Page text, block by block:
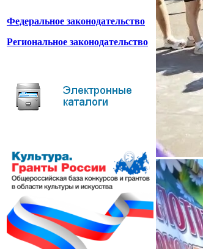
Федеральное законодательство
Региональное законодательство